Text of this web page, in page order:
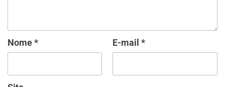
Nome* E-mail *